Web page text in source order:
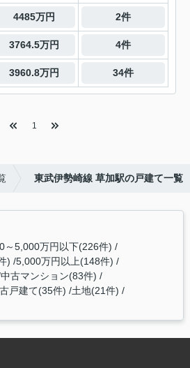
4485万円 2件
3764.5万円 4件
3960.8万円 34件
1
東武伊勢崎線 草加駅の戸建て一覧
～5,000万円以下(226件)
) 5,000万円以上(148件)
中古マンション(83件)
戸建て(35件) 土地(21件)